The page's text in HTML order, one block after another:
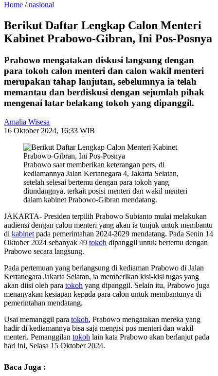
Home /nasional
Berikut Daftar Lengkap Calon Menteri
Kabinet Prabowo-Gibran, Ini Pos-Posnya
Prabowo mengatakan diskusi langsung dengan
para tokoh calon menteri dan calon wakil menteri
merupakan tahap lanjutan, sebelumnya ia telah
memantau dan berdiskusi dengan sejumlah pihak
mengenai latar belakang tokoh yang dipanggil.
Amalia Wisesa
16 Oktober 2024, 16:33 WIB
Prabowo saat memberikan keterangan pers, di
kediamannya Jalan Kertanegara 4, Jakarta Selatan,
setelah selesai bertemu dengan para tokoh yang
diundangnya, terkait posisi menteri dan wakil menteri
dalam kabinet Prabowo-Gibran mendatang.
JAKARTA- Presiden terpilih Prabowo Subianto mulai melakukan
audiensi dengan calon menteri yang akan ia tunjuk untuk membantu
di kabinet pada pemerintahan 2024-2029 mendatang. Pada Senin 14
Oktober 2024 sebanyak 49 tokoh dipanggil untuk bertemu dengan
Prabowo secara langsung.
Pada pertemuan yang berlangsung di kediaman Prabowo di Jalan
Kertanegara Jakarta Selatan, ia memberikan kisi-kisi tugas yang
akan diisi oleh para tokoh yang dipanggil. Selain itu, Prabowo juga
menanyakan kesiapan kepada para calon untuk membantunya di
pemerintahan mendatang.
Usai memanggil para tokoh, Prabowo mengatakan mereka yang
hadir di kediamannya bisa saja mengisi pos menteri dan wakil
menteri. Pemanggilan tokoh lain kata Prabowo akan berlanjut pada
hari ini, Selasa 15 Oktober 2024.
Baca Juga :